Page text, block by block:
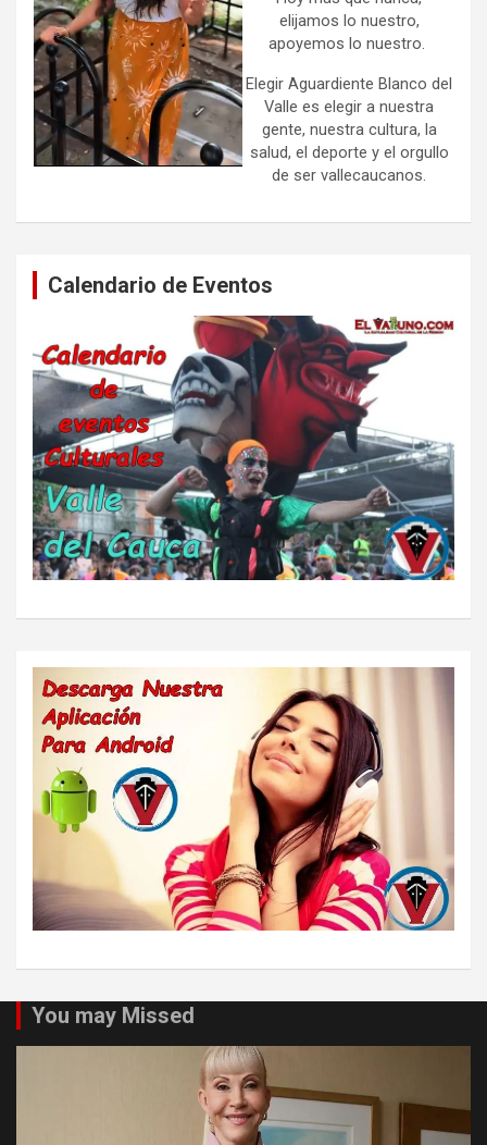
elijamos lo nuestro,
apoyemos lo nuestro.
Elegir Aguardiente Blanco del
Valle es elegir a nuestra
gente, nuestra cultura, la
salud, el deporte y el orgullo
de ser vallecaucanos.
Calendario de Eventos
You may Missed